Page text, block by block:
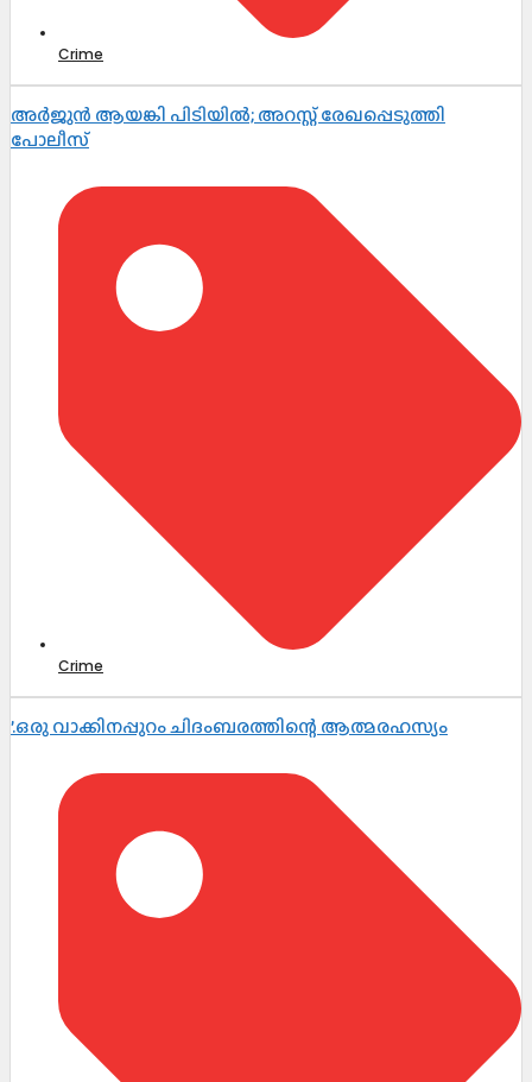
Crime
അർജുൻ ആയങ്കി പിടിയിൽ; അറസ്റ്റ് രേഖപ്പെടുത്തി
പോലീസ്
Crime
’.ഒരു വാക്കിനപ്പുറം ചിദംബരത്തിന്റെ ആത്മരഹസ്യം